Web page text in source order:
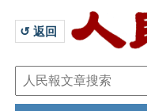
↺ 返回